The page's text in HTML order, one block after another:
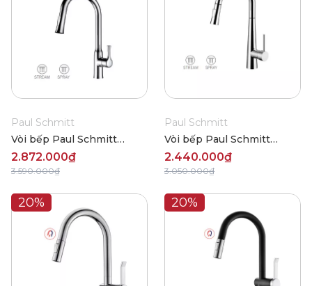
Paul Schmitt
Vòi bếp Paul Schmitt
PA302K
2.872.000₫
3.590.000₫
Paul Schmitt
Vòi bếp Paul Schmitt
PA305K
2.440.000₫
3.050.000₫
20% 20%